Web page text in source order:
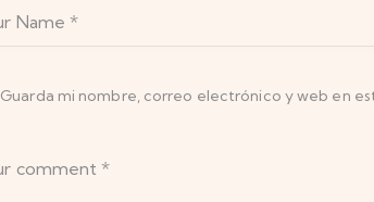
Guarda mi nombre, correo electrónico y web en